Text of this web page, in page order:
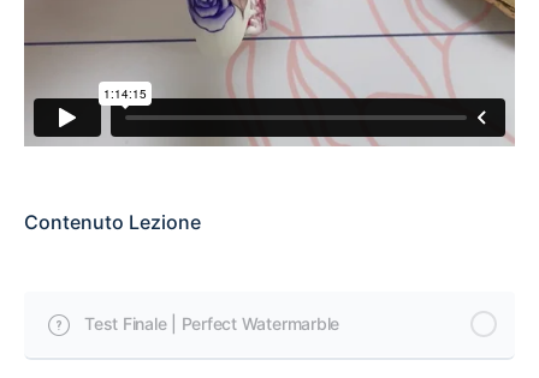
Contenuto Lezione
Test Finale | Perfect Watermarble